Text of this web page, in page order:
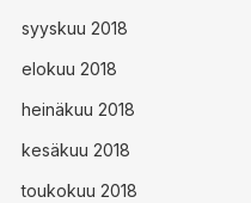
syyskuu 2018
elokuu 2018
heinäkuu 2018
kesäkuu 2018
toukokuu 2018